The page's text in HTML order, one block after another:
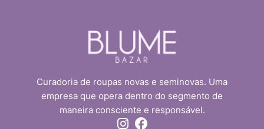
Curadoria de roupas novas e seminovas. Uma
empresa que opera dentro do segmento de
maneira consciente e responsável.